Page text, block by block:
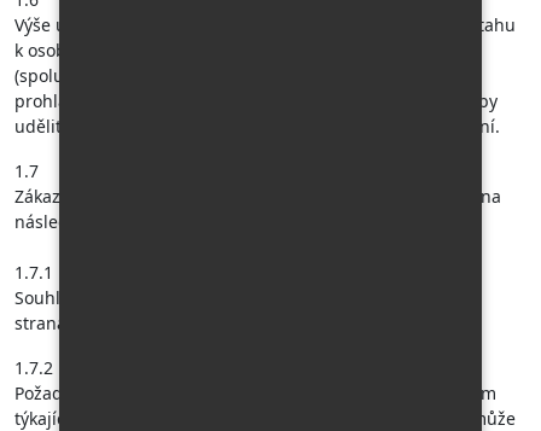
Výše uvedená ustanovení článku 1 platí přiměřeně i ve vztahu
k osobám, v jejichž prospěch zákazník smlouvu uzavřel
(spolucestující). Uzavřením smlouvy o zájezdu zákazník
prohlašuje, že je oprávněn souhlasy za spolucestující osoby
udělit, a to ať už na základě smluvního či jiného zastoupení.
1.7
Zákazník bere na vědomí, že jako subjekt údajů má zejména
následující práva:
1.7.1
Souhlas s uveřejněním své fotografie na internetových
stranách cestovní kanceláře může kdykoliv odvolat.
1.7.2
Požadovat od cestovní kanceláře přístup k osobním údajům
týkajícím se jeho osoby, jejich opravu nebo výmaz, popř. může